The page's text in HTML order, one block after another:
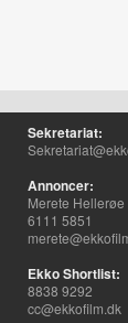
Sekretariat:
Annoncer:
Merete Hellerøe
6111 5851
Ekko Shortlist:
8838 9292
cc@ekkofilm.dk